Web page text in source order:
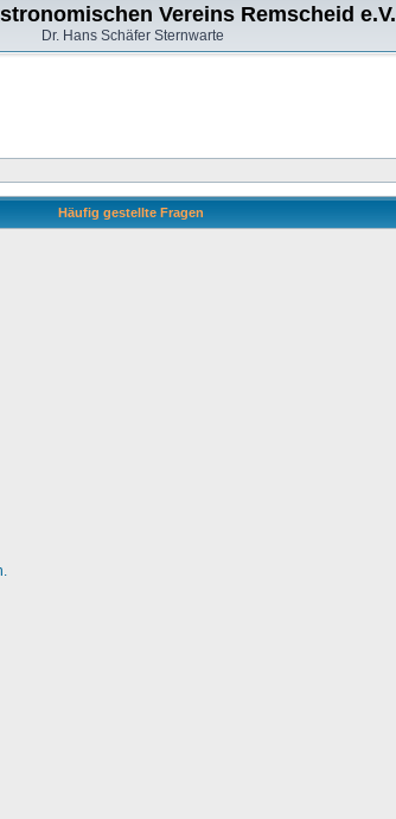
Vereins Remscheid e.V.
Dr. Hans Schäfer Sternwarte
Häufig gestellte Fragen